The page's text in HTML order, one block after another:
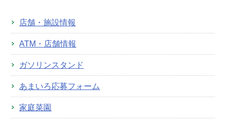
店舗・施設情報
ATM・店舗情報
ガソリンスタンド
あまいろ応募フォーム
家庭菜園